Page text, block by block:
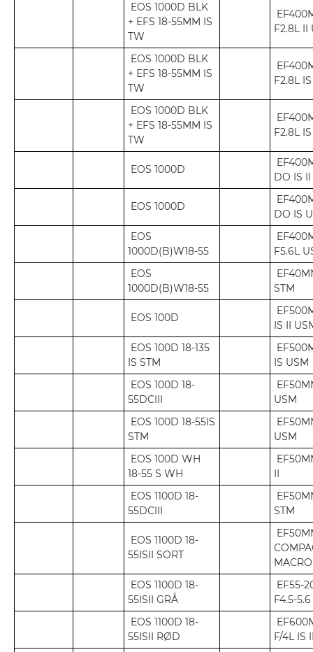
EOS 1000D BLK
+ EFS 18-55MM IS
TW
F2.8L II
EOS 1000D BLK
+ EFS 18-55MM IS
TW
F2.8L
EOS 1000D BLK
+ EFS 18-55MM IS
TW
F2.8L
EOS 1000D
DO IS
EOS 1000D
DO IS
EOS
1000D(B)W18-55
F5.6L
EOS
1000D(B)W18-55
STM
EOS 100D
IS II
EOS 100D 18-135
IS STM
IS USM
EOS 100D 18-
55DCIII
USM
EOS 100D 18-55IS
STM
USM
EOS 100D WH
18-55 S WH
II
EOS 1100D 18-
55DCIII
STM
EOS 1100D 18-
55ISII SORT
MACRO
EOS 1100D 18-
55ISII GRÅ
EF55-
F4.5-
EOS 1100D 18-
55ISII RØD
F/4L IS